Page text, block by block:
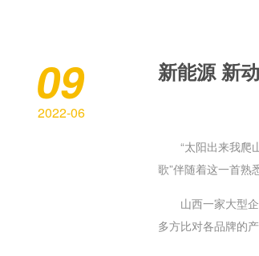
09
2022-06
新能源 新
“太阳出来我爬
歌”伴随着这一首熟
山西一家大型
多方比对各品牌的